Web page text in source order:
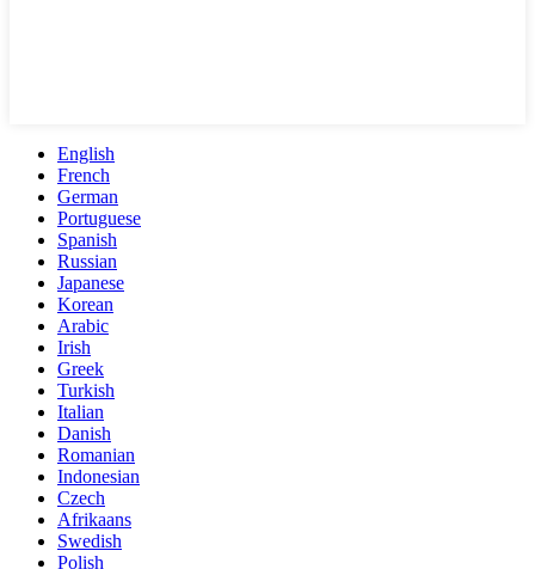
English
French
German
Portuguese
Spanish
Russian
Japanese
Korean
Arabic
Irish
Greek
Turkish
Italian
Danish
Romanian
Indonesian
Czech
Afrikaans
Swedish
Polish